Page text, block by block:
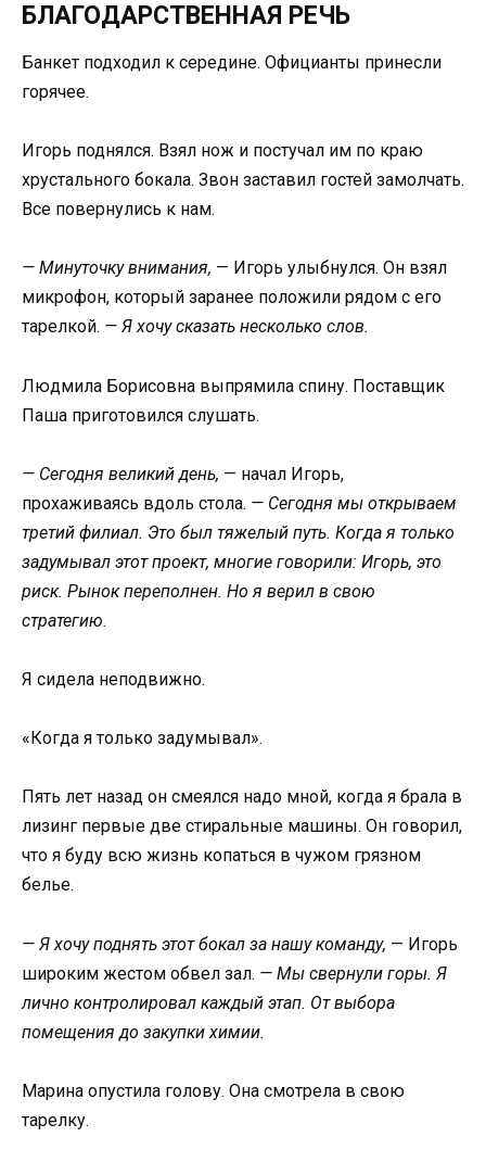
БЛАГОДАРСТВЕННАЯ РЕЧЬ
Банкет подходил к середине. Официанты принесли
горячее.
Игорь поднялся. Взял нож и постучал им по краю
хрустального бокала. Звон заставил гостей замолчать.
Все повернулись к нам.
— Минуточку внимания, — Игорь улыбнулся. Он взял
микрофон, который заранее положили рядом с его
тарелкой. — Я хочу сказать несколько слов.
Людмила Борисовна выпрямила спину. Поставщик
Паша приготовился слушать.
— Сегодня великий день, — начал Игорь,
прохаживаясь вдоль стола. — Сегодня мы открываем
третий филиал. Это был тяжелый путь. Когда я только
задумывал этот проект, многие говорили: Игорь, это
риск. Рынок переполнен. Но я верил в свою
стратегию.
Я сидела неподвижно.
«Когда я только задумывал».
Пять лет назад он смеялся надо мной, когда я брала в
лизинг первые две стиральные машины. Он говорил,
что я буду всю жизнь копаться в чужом грязном
белье.
— Я хочу поднять этот бокал за нашу команду, — Игорь
широким жестом обвел зал. — Мы свернули горы. Я
лично контролировал каждый этап. От выбора
помещения до закупки химии.
Марина опустила голову. Она смотрела в свою
тарелку.